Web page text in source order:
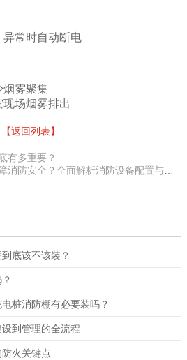
异常时自动断电
烟雾聚集
现场烟雾排出
【返回列表】
有多重要？
下一篇：露天充电桩如何保障消防安全？全面解析消防设备配置与管理要点
底该不该装？
桩消防棚有必要装吗？
到管理的全流程
火关键点